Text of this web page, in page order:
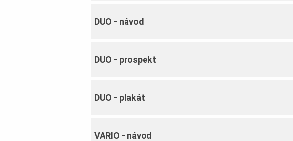
DUO ‐ návod
DUO ‐ prospekt
DUO ‐ plakát
VARIO ‐ návod